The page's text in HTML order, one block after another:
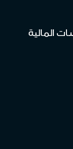
المالية